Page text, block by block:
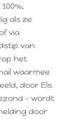
als ze
via
van
het
waarmee
door Els
– wordt
door